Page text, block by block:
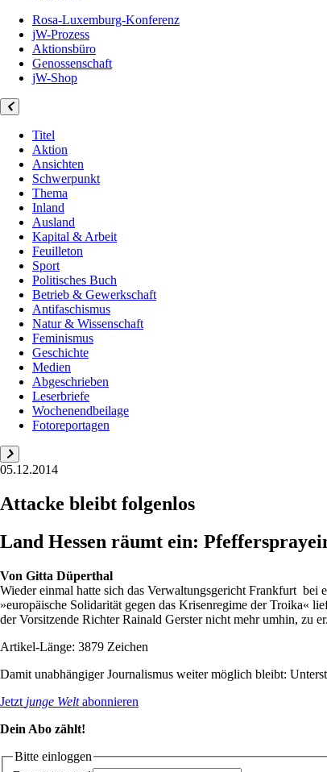
Rosa-Luxemburg-Konferenz
jW-Prozess
Aktionsbüro
Genossenschaft
jW-Shop
Titel
Aktion
Ansichten
Schwerpunkt
Thema
Inland
Ausland
Kapital & Arbeit
Feuilleton
Sport
Politisches Buch
Betrieb & Gewerkschaft
Antifaschismus
Natur & Wissenschaft
Feminismus
Geschichte
Medien
Abgeschrieben
Leserbriefe
Wochenendbeilage
Fotoreportagen
05.12.2014
Attacke bleibt folgenlos
Land Hessen räumt ein:
Von Gitta Düperthal
Wieder einmal hatte sich das Verwaltungsgericht Frankfurt
»europäische Solidarität gegen das Krisenregime der Troika«
der Vorsitzende Richter Rainald Gerster nicht mehr umhin, zu
Artikel-Länge: 3879 Zeichen
Damit unabhängiger Journalismus weiter möglich bleibt:
Jetzt junge Weltabonnieren
Dein Abo zählt!
Bitte einloggen